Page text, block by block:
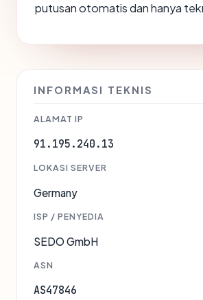
putusan otomatis dan hanya
INFORMASI TEKNIS
ALAMAT IP
91.195.240.13
LOKASI SERVER
Germany
ISP / PENYEDIA
SEDO GmbH
ASN
AS47846